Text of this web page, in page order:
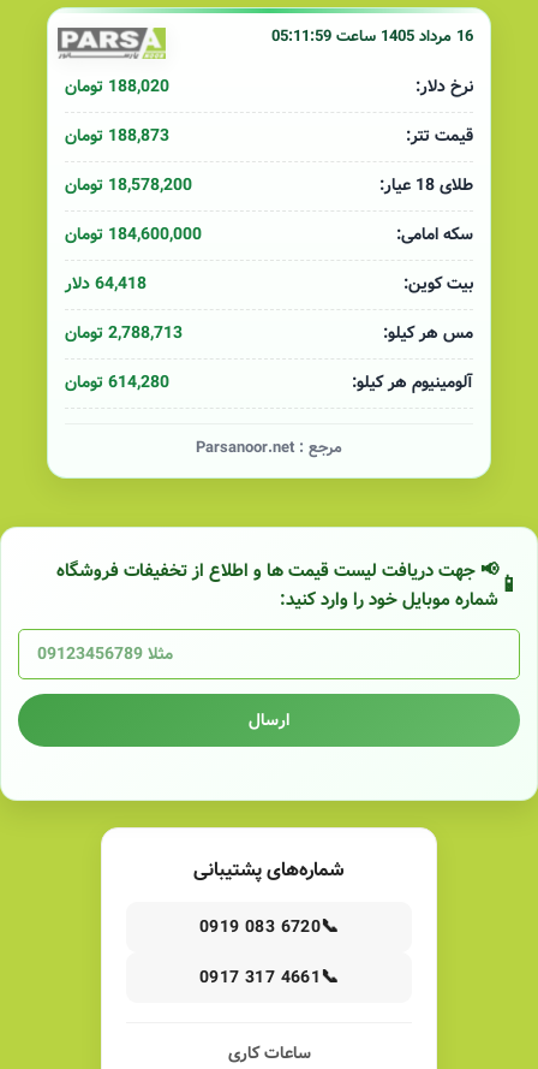
16 مرداد 1405 ساعت 05:11:59
نرخ دلار:
188,020 تومان
قیمت تتر:
188,873 تومان
طلای 18 عیار:
18,578,200 تومان
سکه امامی:
184,600,000 تومان
بیت کوین:
64,418 دلار
مس هر کیلو:
2,788,713 تومان
آلومینیوم هر کیلو:
614,280 تومان
مرجع : Parsanoor.net
📢 جهت دریافت لیست قیمت ها و اطلاع از تخفیفات فروشگاه
شماره موبایل خود را وارد کنید:
ارسال
شماره‌های پشتیبانی
📞
0919 083 6720
📞
0917 317 4661
ساعات کاری